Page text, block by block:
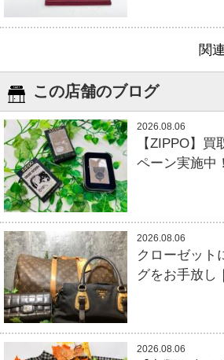
関
この店舗のブログ
2026.08.06
【ZIPPO】
ペーン実施中
2026.08.06
クローゼット
グをお手放し
2026.08.06